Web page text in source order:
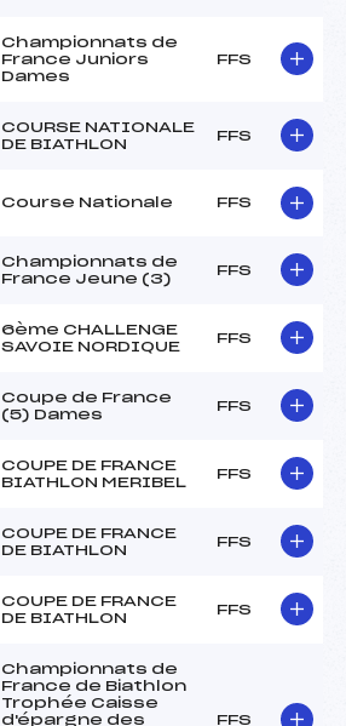
Championnats de
France Juniors
Dames
FFS
COURSE NATIONALE
DE BIATHLON
FFS
Course Nationale FFS
Championnats de
France Jeune (3)
FFS
6ème CHALLENGE
SAVOIE NORDIQUE
FFS
Coupe de France
(5) Dames
FFS
COUPE DE FRANCE
BIATHLON MERIBEL
FFS
COUPE DE FRANCE
DE BIATHLON
FFS
COUPE DE FRANCE
DE BIATHLON
FFS
Championnats de
France de Biathlon
Trophée Caisse
d'épargne des
FFS